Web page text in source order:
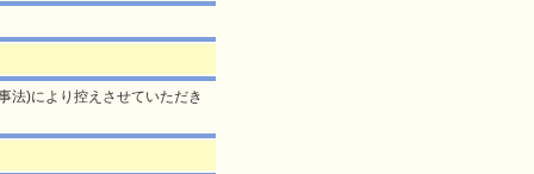
法)により控えさせていただき